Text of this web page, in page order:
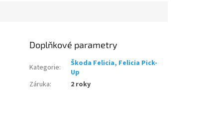
Doplňkové parametry
Kategorie:
Škoda Felicia, Felicia Pick-
Up
Záruka: 2 roky